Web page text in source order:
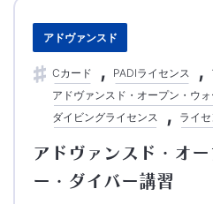
アドヴァンスド
Cカード PADIライセンス
アドヴァンスド・オープン・ウ
ダイビングライセンス
ライ
アドヴァンスド・オ
ー・ダイバー講習